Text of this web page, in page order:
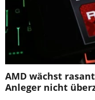
AMD wächst
Anleger nicht